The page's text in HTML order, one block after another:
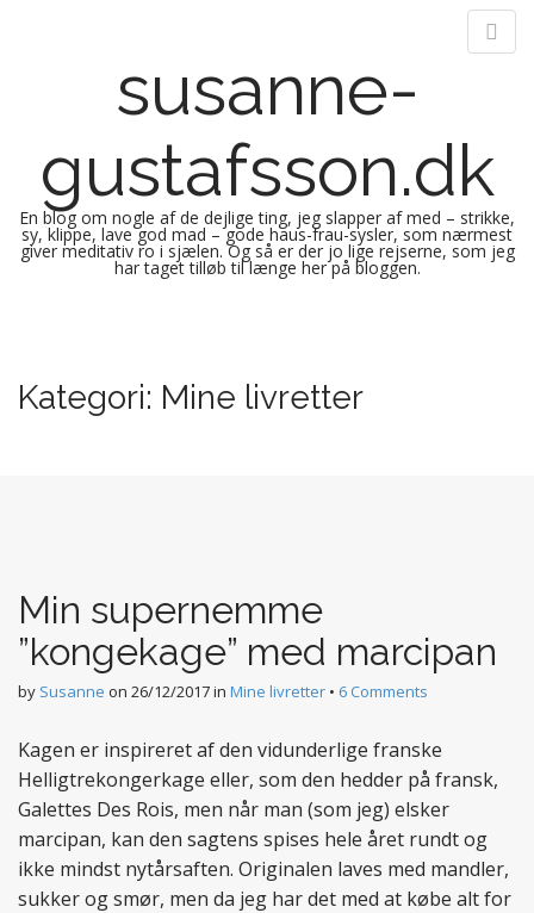
susanne-
gustafsson.dk
En blog om nogle af de dejlige ting, jeg slapper af med – strikke,
sy, klippe, lave god mad – gode haus-frau-sysler, som nærmest
giver meditativ ro i sjælen. Og så er der jo lige rejserne, som jeg
har taget tilløb til længe her på bloggen.
i
n
p
n
t
Kategori: Mine livretter
Min supernemme
”kongekage” med marcipan
by Susanne on 26/12/2017in Mine livretter • 6 Comments
Kagen er inspireret af den vidunderlige franske
Helligtrekongerkage eller, som den hedder på fransk,
Galettes Des Rois, men når man (som jeg) elsker
marcipan, kan den sagtens spises hele året rundt og
ikke mindst nytårsaften. Originalen laves med mandler,
sukker og smør, men da jeg har det med at købe alt for